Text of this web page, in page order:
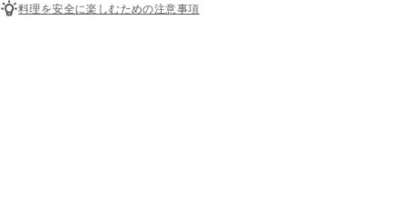
料理を安全に楽しむための注意事項